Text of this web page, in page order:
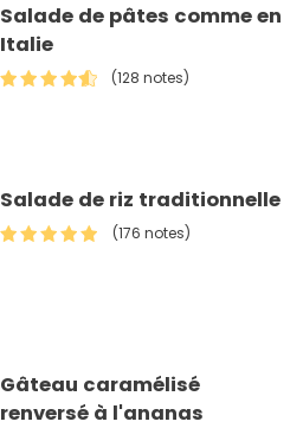
Salade de pâtes comme en
Italie
(128 notes)
Salade de riz traditionnelle
(176 notes)
Gâteau caramélisé
renversé à l'ananas